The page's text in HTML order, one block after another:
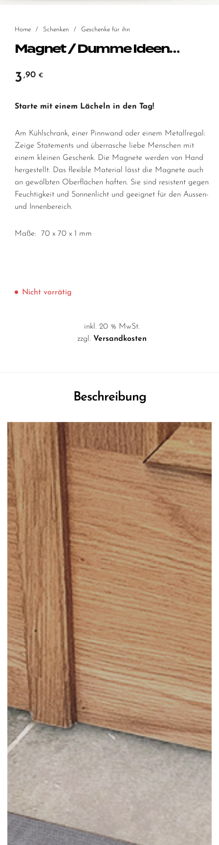
Home / Schenken / Geschenke für ihn
Magnet / Dumme Ideen…
3 ,90 €
Starte mit einem Lächeln in den Tag!
Am Kühlschrank, einer Pinnwand oder einem Metallregal:
Zeige Statements und überrasche liebe Menschen mit
einem kleinen Geschenk. Die Magnete werden von Hand
hergestellt. Das flexible Material lässt die Magnete auch
an gewölbten Oberflächen haften. Sie sind resistent gegen
Feuchtigkeit und Sonnenlicht und geeignet für den Aussen-
und Innenbereich.
Maße: 70 x 70 x 1 mm
Nicht vorrätig
inkl. 20 % MwSt.
zzgl. Versandkosten
Beschreibung